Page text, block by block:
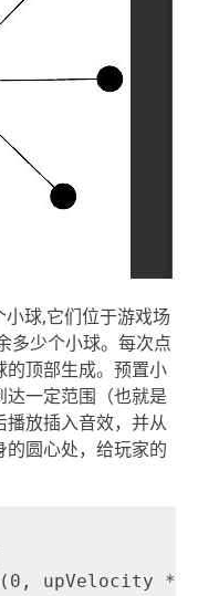
球,它们位于游戏场
多少个小球。每次点
的顶部生成。预置小
一定范围（也就是
放插入音效，并从
圆心处，给玩家的
upVelocity *